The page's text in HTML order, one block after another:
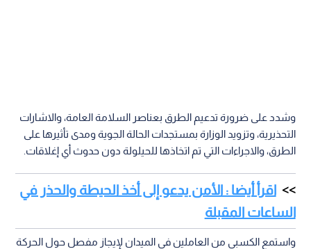
وشدد على ضرورة تدعيم الطرق بعناصر السلامة العامة، والاشارات
التحذيرية، وتزويد الوزارة بمستجدات الحالة الجوية ومدى تأثيرها على
الطرق، والاجراءات التي تم اتخاذها للحيلولة دون حدوث أي إغلاقات.
اقرأ أيضا : الأمن يدعو إلى أخذ الحيطة والحذر في
الساعات المقبلة
واستمع الكسبي من العاملين في الميدان لإيجاز مفصل حول الحركة